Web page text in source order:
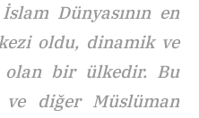
Dünyasının en
oldu, dinamik ve
olan bir ülkedir. Bu
diğer Müslüman